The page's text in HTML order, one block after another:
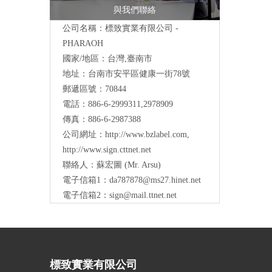
與我們聯絡
公司名稱：標致實業有限公司 -
PHARAOH
國家/地區：台灣,臺南市
地址：台南市安平區健康一街78號
郵遞區號：70844
電話：886-6-2999311,2978909
傳真：886-6-2987388
公司網址： http://www.bzlabel.com,
http://www.sign.cttnet.net
聯絡人：蘇宏圖 (Mr. Arsu)
電子信箱1： da787878@ms27.hinet.net
電子信箱2： sign@mail.ttnet.net
標致實業有限公司